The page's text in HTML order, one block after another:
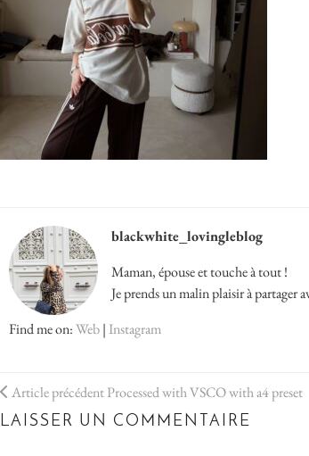
blackwhite_lovingleblog
Maman, épouse et touche à tout !
Je prends un malin plaisir à partager
Find me on:Web| Instagram
Article précédentProcessed with VSCO with a4 preset
LAISSER UN COMMENTAIRE